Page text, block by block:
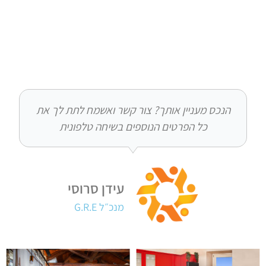
מעניין אותך? צור קשר ואשמח לתת לך את
כל הפרטים הנוספים בשיחה טלפונית
עידן סרוסי
מנכ״ל G.R.E